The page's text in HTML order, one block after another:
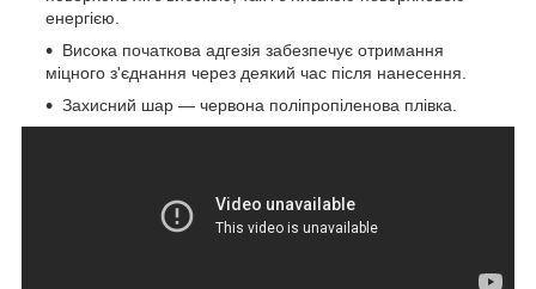
енергією.
Висока початкова адгезія забезпечує отримання
міцного з'єднання через деякий час після нанесення.
Захисний шар ― червона поліпропіленова плівка.